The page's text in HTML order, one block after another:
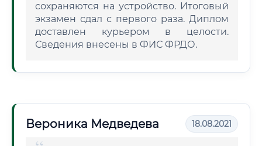
сохраняются на устройство. Итоговый
экзамен сдал с первого раза. Диплом
доставлен курьером в целости.
Сведения внесены в ФИС ФРДО.
Вероника Медведева 18.08.2021